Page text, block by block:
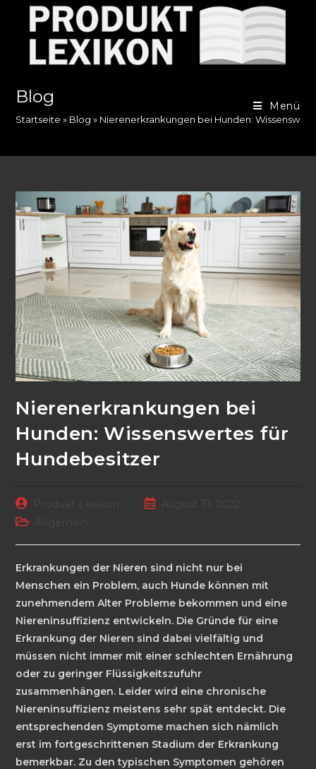
springen
Menü
Blog
Startseite » Blog » Nierenerkrankungen bei Hunden:
Nierenerkrankungen bei
Hunden: Wissenswertes für
Hundebesitzer
Beitrags-
Autor:
Produkt Lexikon
BeitragAugust 31, 2022
Beitrags-Allgemein
Erkrankungen der Nieren sind nicht nur bei
Menschen ein Problem, auch Hunde können mit
zunehmendem Alter Probleme bekommen und eine
Niereninsuffizienz entwickeln. Die Gründe für eine
Erkrankung der Nieren sind dabei vielfältig und
müssen nicht immer mit einer schlechten Ernährung
oder zu geringer Flüssigkeitszufuhr
zusammenhängen. Leider wird eine chronische
Niereninsuffizienz meistens sehr spät entdeckt. Die
entsprechenden Symptome machen sich nämlich
erst im fortgeschrittenen Stadium der Erkrankung
bemerkbar. Zu den typischen Symptomen gehören